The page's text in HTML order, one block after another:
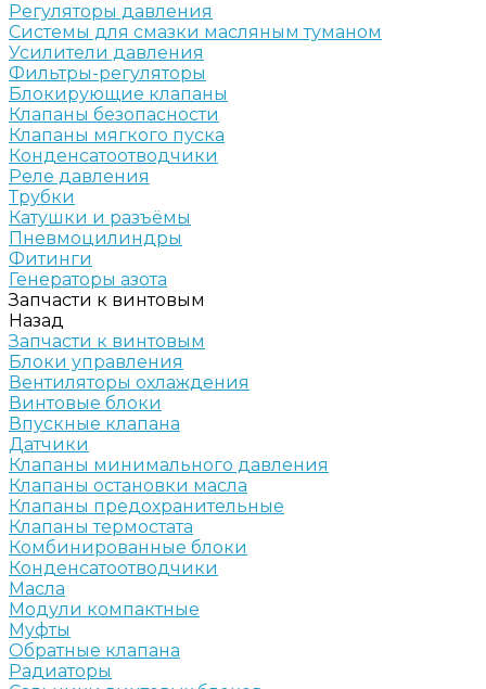
Регуляторы давления
Системы для смазки масляным туманом
Усилители давления
Фильтры-регуляторы
Блокирующие клапаны
Клапаны безопасности
Клапаны мягкого пуска
Конденсатоотводчики
Реле давления
Трубки
Катушки и разъёмы
Пневмоцилиндры
Фитинги
Генераторы азота
Запчасти к винтовым
Назад
Запчасти к винтовым
Блоки управления
Вентиляторы охлаждения
Винтовые блоки
Впускные клапана
Датчики
Клапаны минимального давления
Клапаны остановки масла
Клапаны предохранительные
Клапаны термостата
Комбинированные блоки
Конденсатоотводчики
Масла
Модули компактные
Муфты
Обратные клапана
Радиаторы